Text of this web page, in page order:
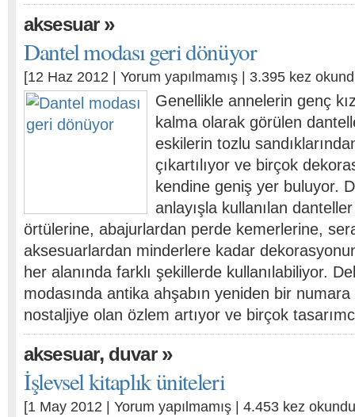
aksesuar»
Dantel modası geri dönüyor
[12 Haz 2012 | Yorum yapılmamış | 3.395 kez
Genellikle annelerin genç
kalma olarak görülen
eskilerin tozlu
çıkartılıyor ve birçok
kendine geniş yer buluyor.
anlayışla kullanılan
örtülerine, abajurlardan perde kemerlerine,
aksesuarlardan minderlere kadar
her alanında farklı şekillerde kullanılabiliyor.
modasında antika ahşabın yeniden bir
nostaljiye olan özlem artıyor ve birçok
aksesuar, duvar»
İşlevsel kitaplık üniteleri
[1 May 2012 | Yorum yapılmamış | 4.453 kez